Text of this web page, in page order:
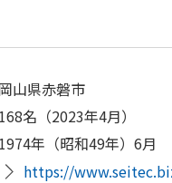
岡山県赤磐市
168名（2023年4月）
1974年（昭和49年）6月
https://